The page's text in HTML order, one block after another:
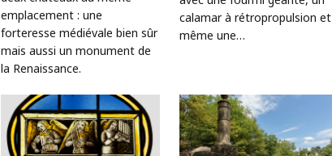
emplacement : une
forteresse médiévale bien sûr
mais aussi un monument de
la Renaissance.
calamar à rétropropulsion et
même une…